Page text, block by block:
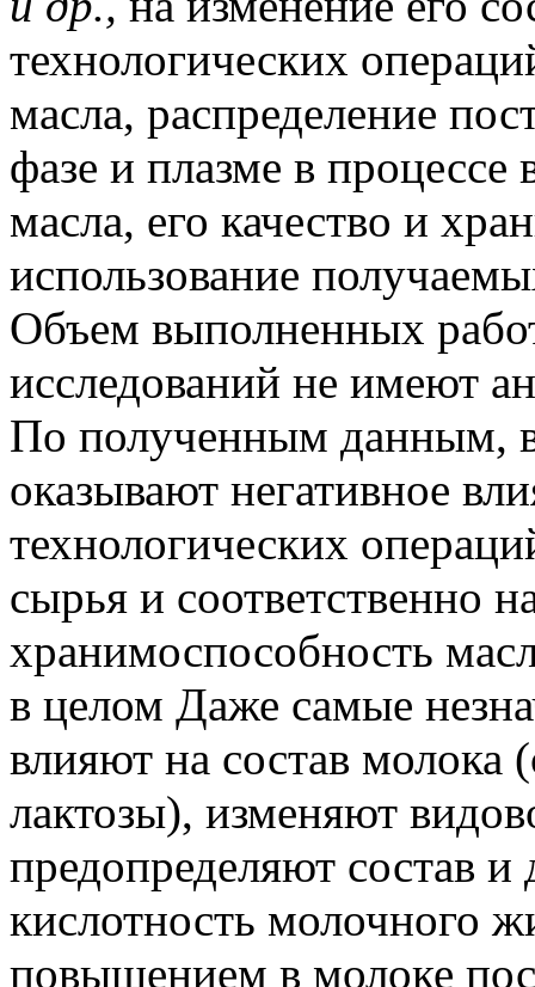
технологических
масла, распределение
фазе и плазме в
масла, его качество и
использование
Объем выполненных
исследований не имеют
По полученным данным,
оказывают негативное
технологических
сырья и соответственно
хранимоспособность
в целом Даже самые
влияют на состав молока
лактозы), изменяют
предопределяют состав
кислотность молочного
повышением в молоке